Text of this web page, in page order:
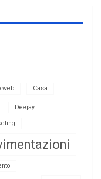
web Casa
Deejay